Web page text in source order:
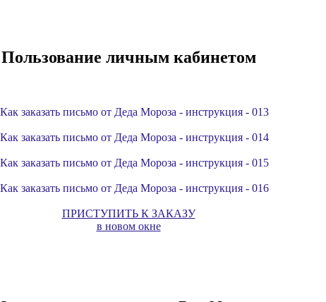
Пользование личным кабинетом
ПРИСТУПИТЬ К ЗАКАЗУ
в новом окне